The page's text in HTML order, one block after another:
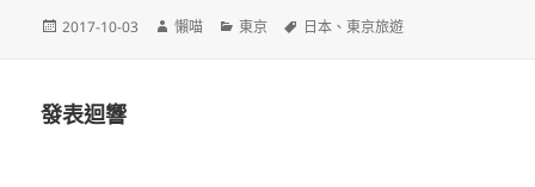
發
2017-10-03
作
懶喵
分
東京
標
日本 、東京旅遊
發表迴響